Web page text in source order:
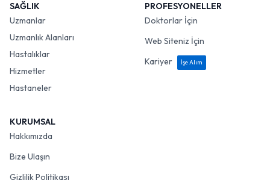
SAĞLIK
Uzmanlar
Uzmanlık Alanları
Hastalıklar
Hizmetler
Hastaneler
PROFESYONELLER
Doktorlar İçin
Web Siteniz İçin
Kariyer
İşe Alım
KURUMSAL
Hakkımızda
Bize Ulaşın
Gizlilik Politikası